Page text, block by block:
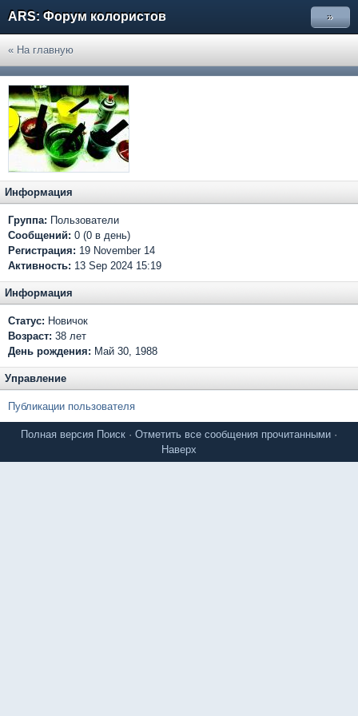
ARS: Форум колористов »
« На главную
Информация
Группа: Пользователи
Сообщений: 0 (0 в день)
Регистрация: 19 November 14
Активность: 13 Sep 2024 15:19
Информация
Статус: Новичок
Возраст: 38 лет
День рождения: Май 30, 1988
Управление
Публикации пользователя
Полная версия Поиск · Отметить все сообщения прочитанными ·
Наверх